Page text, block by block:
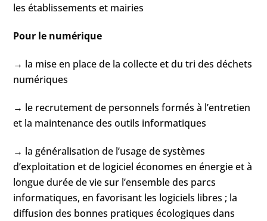
les établissements et mairies
Pour le numérique
→ la mise en place de la collecte et du tri des déchets
numériques
→ le recrutement de personnels formés à l’entretien
et la maintenance des outils informatiques
→ la généralisation de l’usage de systèmes
d’exploitation et de logiciel économes en énergie et à
longue durée de vie sur l’ensemble des parcs
informatiques, en favorisant les logiciels libres ; la
diffusion des bonnes pratiques écologiques dans